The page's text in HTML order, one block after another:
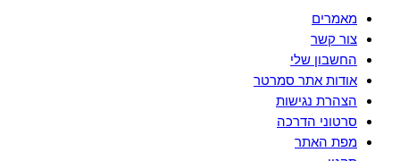
מאמרים
צור קשר
החשבון שלי
אודות אתר סמרטר
הצהרת נגישות
סרטוני הדרכה
מפת האתר